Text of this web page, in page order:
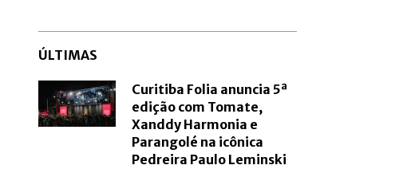
ÚLTIMAS
Curitiba Folia anuncia 5ª
edição com Tomate,
Xanddy Harmonia e
Parangolé na icônica
Pedreira Paulo Leminski